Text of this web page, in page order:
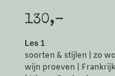
130,-
Les 1
soorten & stijlen | zo
wijn proeven |